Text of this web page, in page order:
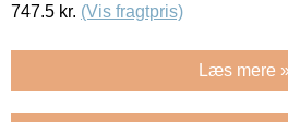
747.5 kr. (Vis fragtpris)
Læs mere